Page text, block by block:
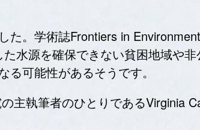
た。学術誌Frontiers in
水源を確保できない貧困地域や
可能性があるそうです。
主執筆者のひとりであるVirginia